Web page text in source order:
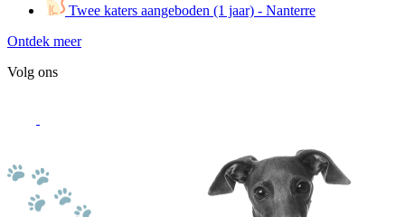
Twee katers aangeboden (1 jaar) - Nanterre
Ontdek meer
Volg ons